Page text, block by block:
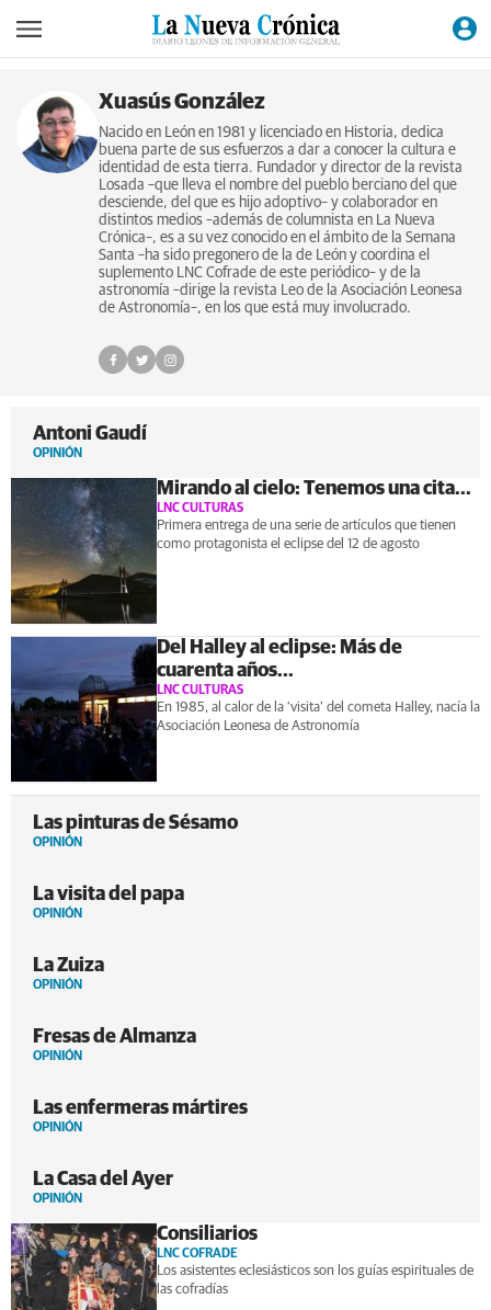
Xuasús González
Nacido en León en 1981 y licenciado en Historia, dedica
buena parte de sus esfuerzos a dar a conocer la cultura e
identidad de esta tierra. Fundador y director de la revista
Losada –que lleva el nombre del pueblo berciano del que
desciende, del que es hijo adoptivo– y colaborador en
distintos medios –además de columnista en La Nueva
Crónica–, es a su vez conocido en el ámbito de la Semana
Santa –ha sido pregonero de la de León y coordina el
suplemento LNC Cofrade de este periódico– y de la
astronomía –dirige la revista Leo de la Asociación Leonesa
de Astronomía–, en los que está muy involucrado.
Antoni Gaudí
OPINIÓN
Mirando al cielo: Tenemos una cita...
LNC CULTURAS
Primera entrega de una serie de artículos que tienen
como protagonista el eclipse del 12 de agosto
Del Halley al eclipse: Más de
cuarenta años...
LNC CULTURAS
En 1985, al calor de la ‘visita’ del cometa Halley, nacía la
Asociación Leonesa de Astronomía
Las pinturas de Sésamo
OPINIÓN
La visita del papa
OPINIÓN
La Zuiza
OPINIÓN
Fresas de Almanza
OPINIÓN
Las enfermeras mártires
OPINIÓN
La Casa del Ayer
OPINIÓN
Consiliarios
LNC COFRADE
Los asistentes eclesiásticos son los guías espirituales de
las cofradías